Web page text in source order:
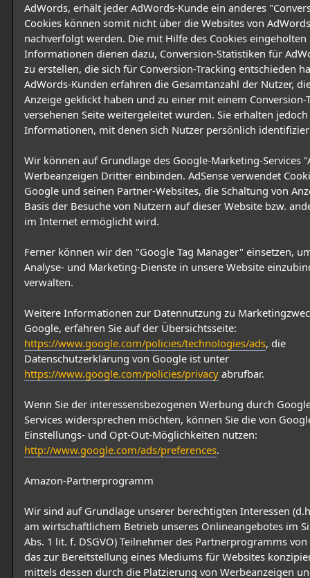
AdWords, erhält jeder AdWords-Kunde ein anderes
Cookies können somit nicht über die Websites von
nachverfolgt werden. Die mit Hilfe des Cookies eingeholten
Informationen dienen dazu, Conversion-Statistiken für
zu erstellen, die sich für Conversion-Tracking entschieden
AdWords-Kunden erfahren die Gesamtanzahl der Nutzer,
Anzeige geklickt haben und zu einer mit einem Conversion-
versehenen Seite weitergeleitet wurden. Sie erhalten
Informationen, mit denen sich Nutzer persönlich
Wir können auf Grundlage des Google-Marketing-Services
Werbeanzeigen Dritter einbinden. AdSense verwendet
Google und seinen Partner-Websites, die Schaltung von
Basis der Besuche von Nutzern auf dieser Website bzw.
im Internet ermöglicht wird.
Ferner können wir den "Google Tag Manager" einsetzen,
Analyse- und Marketing-Dienste in unsere Website
verwalten.
Weitere Informationen zur Datennutzung zu
Google, erfahren Sie auf der Übersichtsseite:
https://www.google.com/policies/technologies/ads, die
Datenschutzerklärung von Google ist unter
https://www.google.com/policies/privacy abrufbar.
Wenn Sie der interessensbezogenen Werbung durch
Services widersprechen möchten, können Sie die von
Einstellungs- und Opt-Out-Möglichkeiten nutzen:
http://www.google.com/ads/preferences.
Amazon-Partnerprogramm
Wir sind auf Grundlage unserer berechtigten Interessen
am wirtschaftlichem Betrieb unseres Onlineangebotes im
Abs. 1 lit. f. DSGVO) Teilnehmer des Partnerprogramms von
das zur Bereitstellung eines Mediums für Websites
mittels dessen durch die Platzierung von Werbeanzeigen